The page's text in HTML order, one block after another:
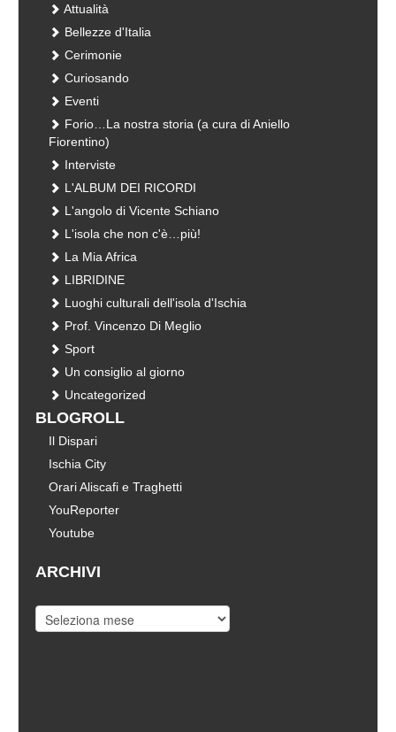
Attualità
Bellezze d'Italia
Cerimonie
Curiosando
Eventi
Forio…La nostra storia (a cura di Aniello
Fiorentino)
Interviste
L'ALBUM DEI RICORDI
L'angolo di Vicente Schiano
L'isola che non c'è…più!
La Mia Africa
LIBRIDINE
Luoghi culturali dell'isola d'Ischia
Prof. Vincenzo Di Meglio
Sport
Un consiglio al giorno
Uncategorized
BLOGROLL
Il Dispari
Ischia City
Orari Aliscafi e Traghetti
YouReporter
Youtube
ARCHIVI